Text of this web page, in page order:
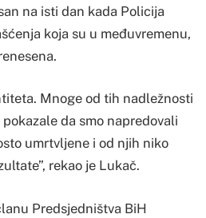
na isti dan kada Policija
koja su u međuvremenu,
Mnoge od tih nadležnosti
da smo napredovali
umrtvljene i od njih niko
rekao je Lukač.
Predsjedništva BiH